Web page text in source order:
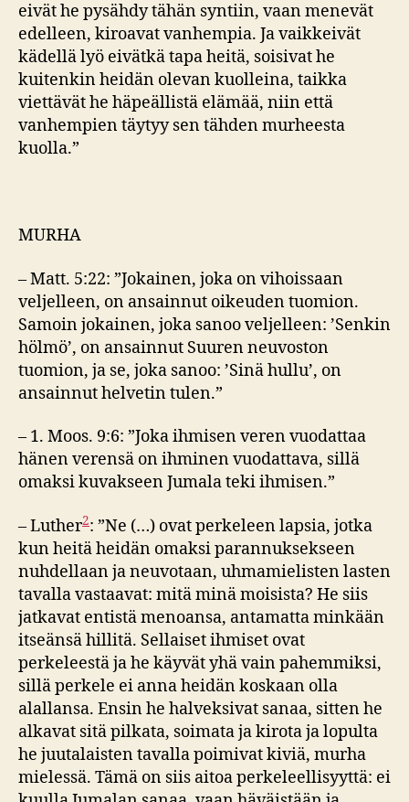
eivät he pysähdy tähän syntiin, vaan menevät
edelleen, kiroavat vanhempia. Ja vaikkeivät
kädellä lyö eivätkä tapa heitä, soisivat he
kuitenkin heidän olevan kuolleina, taikka
viettävät he häpeällistä elämää, niin että
vanhempien täytyy sen tähden murheesta
kuolla.”
MURHA
– Matt. 5:22: ”Jokainen, joka on vihoissaan
veljelleen, on ansainnut oikeuden tuomion.
Samoin jokainen, joka sanoo veljelleen: ’Senkin
hölmö’, on ansainnut Suuren neuvoston
tuomion, ja se, joka sanoo: ’Sinä hullu’, on
ansainnut helvetin tulen.”
– 1. Moos. 9:6: ”Joka ihmisen veren vuodattaa
hänen verensä on ihminen vuodattava, sillä
omaksi kuvakseen Jumala teki ihmisen.”
– Luther2: ”Ne (…) ovat perkeleen lapsia, jotka
kun heitä heidän omaksi parannuksekseen
nuhdellaan ja neuvotaan, uhmamielisten lasten
tavalla vastaavat: mitä minä moisista? He siis
jatkavat entistä menoansa, antamatta minkään
itseänsä hillitä. Sellaiset ihmiset ovat
perkeleestä ja he käyvät yhä vain pahemmiksi,
sillä perkele ei anna heidän koskaan olla
alallansa. Ensin he halveksivat sanaa, sitten he
alkavat sitä pilkata, soimata ja kirota ja lopulta
he juutalaisten tavalla poimivat kiviä, murha
mielessä. Tämä on siis aitoa perkeleellisyyttä: ei